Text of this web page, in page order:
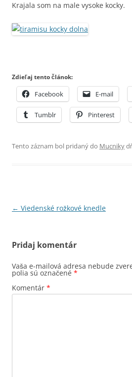
Krajala som na male vysoke kocky.
Zdieľaj tento článok:
Facebook E-mail
Tumblr Pinterest
Tento záznam bol pridaný do Mucniky
Navigácia
← Viedenské rožkové knedle
Pridaj komentár
Vaša e-mailová adresa nebude
polia sú označené *
Komentár *